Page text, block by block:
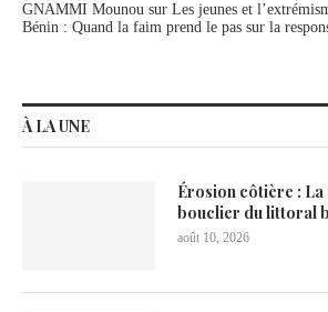
GNAMMI Mounou sur Les jeunes et
Bénin : Quand la faim prend le pas sur la
À LA UNE
Érosion côtière : La
bouclier du littoral
août 10, 2026